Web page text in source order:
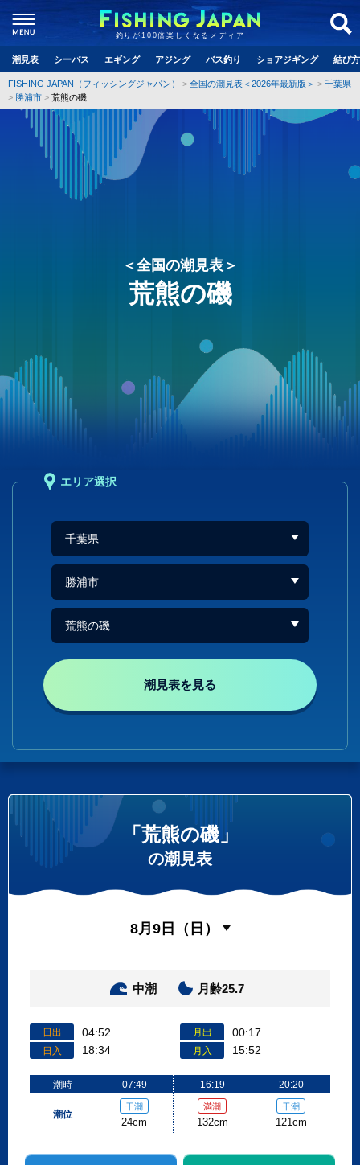
釣りが100倍楽しくなるメディア
潮見表 シーバス エギング アジング バス釣り ショアジギング 結び
FISHING JAPAN（フィッシングジャパン） 全国の潮見表＜2026年最新版＞
千葉県
勝浦市
荒熊の磯
＜全国の潮見表＞
荒熊の磯
エリア選択
潮見表を見る
「荒熊の磯」
の潮見表
中潮 月齢25.7
日出 04:52
日入 18:34
月出 00:17
月入 15:52
潮時
潮位
07:49
干潮
24cm
16:19
満潮
132cm
20:20
干潮
121cm